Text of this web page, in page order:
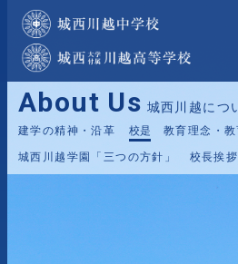
About Us 城西川越につ
建学の精神・沿革 校是 教育理念・
城西川越学園「三つの方針」 校長挨拶